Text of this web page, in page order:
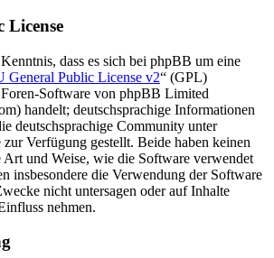
License
dass es sich bei phpBB um eine
General Public License v2“ (GPL)
Foren-Software von phpBB Limited
handelt; deutschsprachige Informationen
deutschsprachige Community unter
Verfügung gestellt. Beide haben keinen
und Weise, wie die Software verwendet
insbesondere die Verwendung der Software
nicht untersagen oder auf Inhalte
nehmen.